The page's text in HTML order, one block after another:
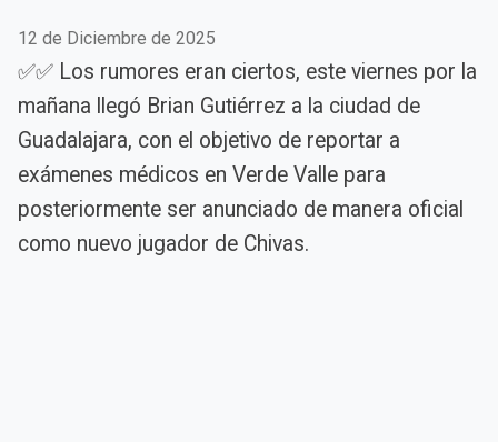
12 de Diciembre de 2025
✅✅ Los rumores eran ciertos, este viernes por la
mañana llegó Brian Gutiérrez a la ciudad de
Guadalajara, con el objetivo de reportar a
exámenes médicos en Verde Valle para
posteriormente ser anunciado de manera oficial
como nuevo jugador de Chivas.